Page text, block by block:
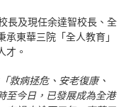
長及現任余達智校長、全
東華三院「全人教育」
才。
救病拯危、安老復康、
至今日，已發展成為全港